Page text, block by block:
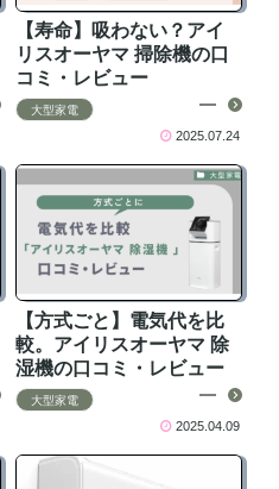
【寿命】吸わない？アイ
リスオーヤマ 掃除機の口
コミ・レビュー
大型家電
2025.07.24
【方式ごと】電気代を比
較。アイリスオーヤマ 除
湿機の口コミ・レビュー
大型家電
2025.04.09